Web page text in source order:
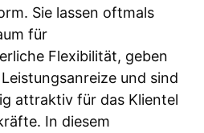
Sie lassen oftmals
für
Flexibilität, geben
und sind
attraktiv für das Klientel
In diesem